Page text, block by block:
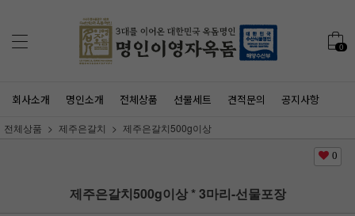
0
회사소개 명인소개 전체상품 선물세트 견적문의 공지사항
전체상품 제주은갈치 제주은갈치500g이상
0
제주은갈치500g이상 * 3마리-선물포장